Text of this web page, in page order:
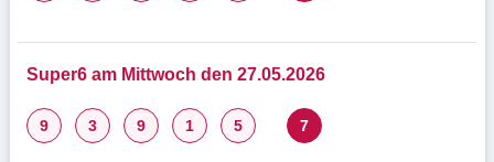
Super6 am Mittwoch den 27.05.2026
9 3 9 1 5 7